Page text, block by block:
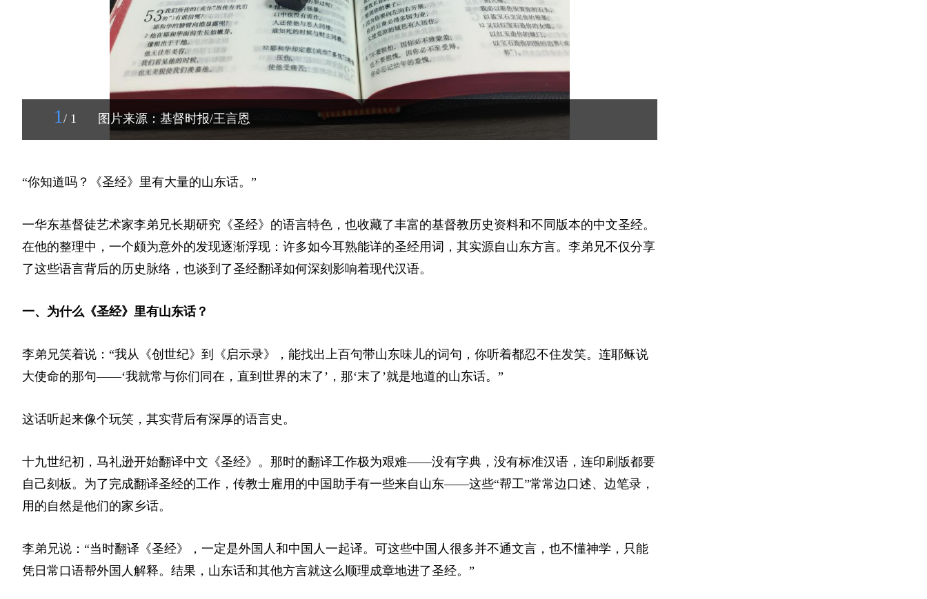
1 / 1 图片来源：基督时报/王言恩
“你知道吗？《圣经》里有大量的山东话。”
一华东基督徒艺术家李弟兄长期研究《圣经》的语言特色，也收藏了丰富的基督教历史资料和不同版本的中文圣经。
在他的整理中，一个颇为意外的发现逐渐浮现：许多如今耳熟能详的圣经用词，其实源自山东方言。李弟兄不仅分享
了这些语言背后的历史脉络，也谈到了圣经翻译如何深刻影响着现代汉语。
一、为什么《圣经》里有山东话？
李弟兄笑着说：“我从《创世纪》到《启示录》，能找出上百句带山东味儿的词句，你听着都忍不住发笑。连耶稣说
大使命的那句——‘我就常与你们同在，直到世界的末了’，那‘末了’就是地道的山东话。”
这话听起来像个玩笑，其实背后有深厚的语言史。
十九世纪初，马礼逊开始翻译中文《圣经》。那时的翻译工作极为艰难——没有字典，没有标准汉语，连印刷版都要
自己刻板。为了完成翻译圣经的工作，传教士雇用的中国助手有一些来自山东——这些“帮工”常常边口述、边笔录，
用的自然是他们的家乡话。
李弟兄说：“当时翻译《圣经》，一定是外国人和中国人一起译。可这些中国人很多并不通文言，也不懂神学，只能
凭日常口语帮外国人解释。结果，山东话和其他方言就这么顺理成章地进了圣经。”